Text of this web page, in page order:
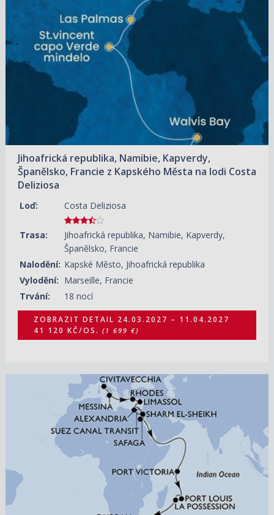
Jihoafrická republika, Namibie, Kapverdy,
Španělsko, Francie z Kapského Města na lodi Costa
Deliziosa
Loď: Costa Deliziosa
Trasa:
Jihoafrická republika, Namibie, Kapverdy,
Španělsko, Francie
Nalodění: Kapské Město, Jihoafrická republika
Vylodění: Marseille, Francie
Trvání:
18 nocí
ZOBRAZIT DETAIL
24.03.2027 – 11.04.2027
ZOBRAZIT DETAIL 24.03.2027 – 11.04.2027
41 120 KČ/OS. (1 699 €)
ZOBRAZIT DETAIL
18.10.2027 – 12.11.2027
46 440 KČ/OS.
(1 919 €)